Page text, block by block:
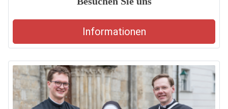
Informationen